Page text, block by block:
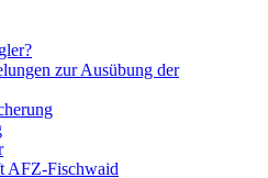
zur Ausübung der
AFZ-Fischwaid